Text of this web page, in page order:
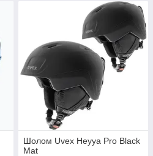
Шолом Uvex Heyya Pro Black
Mat